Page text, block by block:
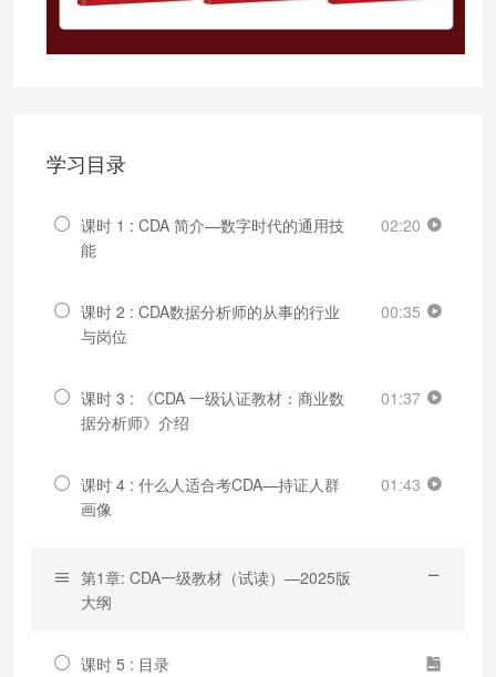
学习目录
课时 1 : CDA 简介—数字时代的通用技
能
02:20
课时 2 : CDA数据分析师的从事的行业
与岗位
00:35
课时 3 : 《CDA 一级认证教材：商业数
据分析师》介绍
01:37
课时 4 : 什么人适合考CDA—持证人群
画像
01:43
第1章: CDA一级教材（试读）—2025版
大纲
课时 5 : 目录